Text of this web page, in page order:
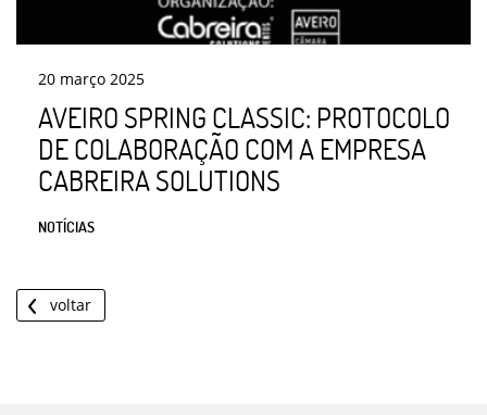
20 março 2025
AVEIRO SPRING CLASSIC: PROTOCOLO
DE COLABORAÇÃO COM A EMPRESA
CABREIRA SOLUTIONS
NOTÍCIAS
voltar